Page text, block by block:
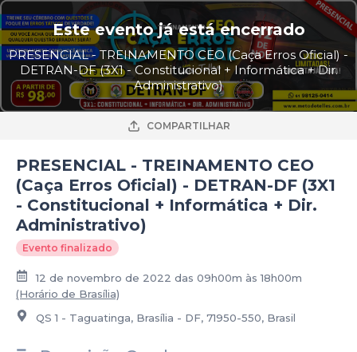
Este evento já está encerrado
PRESENCIAL - TREINAMENTO CEO (Caça Erros Oficial) -
DETRAN-DF (3X1 - Constitucional + Informática + Dir.
Administrativo)
COMPARTILHAR
PRESENCIAL - TREINAMENTO CEO
(Caça Erros Oficial) - DETRAN-DF (3X1
- Constitucional + Informática + Dir.
Administrativo)
Evento finalizado
12 de novembro de 2022 das 09h00m às 18h00m
(Horário de Brasília)
QS 1 - Taguatinga, Brasília - DF, 71950-550, Brasil